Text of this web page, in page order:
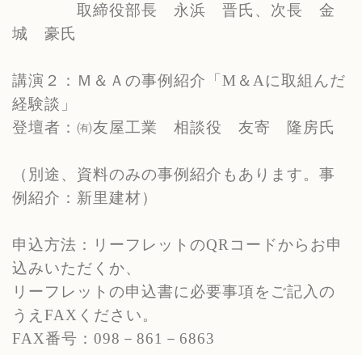
取締役部長 永浜 晋氏、次長 金
城 豪氏
講演２：Ｍ＆Ａの事例紹介「 M ＆Aに取組んだ
経験談」
登壇者：㈲友屋工業 相談役 友寄 隆房氏
（別途、資料のみの事例紹介もあります。事
例紹介：新里建材）
申込方法：リーフレットのQRコードからお申
込みいただくか、
リーフレットの申込書に必要事項をご記入の
うえ FAX ください。
FAX番号： 098 － 861 － 6863